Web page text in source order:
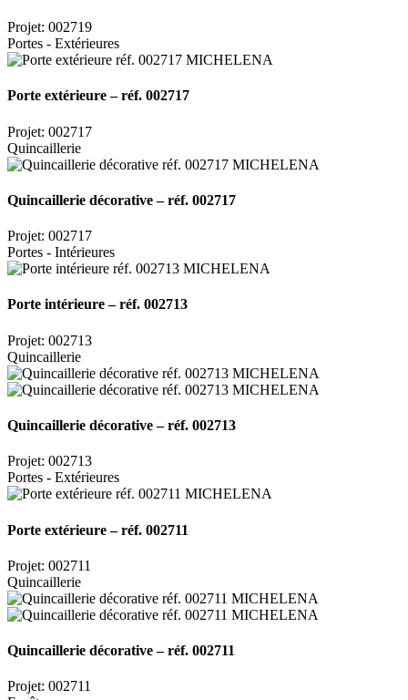
Projet: 002719
Portes - Extérieures
Porte extérieure – réf. 002717
Projet: 002717
Quincaillerie
Quincaillerie décorative – réf. 002717
Projet: 002717
Portes - Intérieures
Porte intérieure – réf. 002713
Projet: 002713
Quincaillerie
Quincaillerie décorative – réf. 002713
Projet: 002713
Portes - Extérieures
Porte extérieure – réf. 002711
Projet: 002711
Quincaillerie
Quincaillerie décorative – réf. 002711
Projet: 002711